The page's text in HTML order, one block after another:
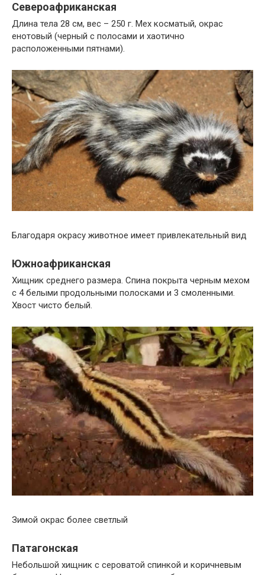
Североафриканская
Длина тела 28 см, вес – 250 г. Мех косматый, окрас
енотовый (черный с полосами и хаотично
расположенными пятнами).
Благодаря окрасу животное имеет привлекательный вид
Южноафриканская
Хищник среднего размера. Спина покрыта черным мехом
с 4 белыми продольными полосками и 3 смоленными.
Хвост чисто белый.
Зимой окрас более светлый
Патагонская
Небольшой хищник с сероватой спинкой и коричневым